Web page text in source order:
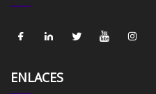
ENLACES